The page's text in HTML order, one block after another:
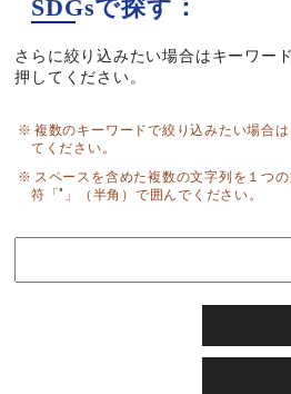
SDGsで探す：
さらに絞り込みたい場合はキーワー
押してください。
複数のキーワードで絞り込みたい場合
てください。
スペースを含めた複数の文字列を１つ
符「"」（半角）で囲んでください。